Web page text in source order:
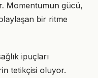
Momentumun gücü,
bir ritme
ipuçları
tetikçisi oluyor.